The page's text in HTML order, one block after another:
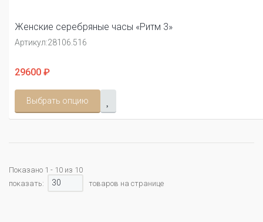
Женские серебряные часы «Ритм 3»
Артикул:28106.516
29600 ₽
Выбрать опцию
Показано 1 - 10 из 10
показать:
30 товаров на странице